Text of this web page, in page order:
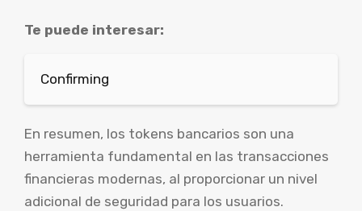
Te puede interesar:
Confirming
En resumen, los tokens bancarios son una
herramienta fundamental en las transacciones
financieras modernas, al proporcionar un nivel
adicional de seguridad para los usuarios.